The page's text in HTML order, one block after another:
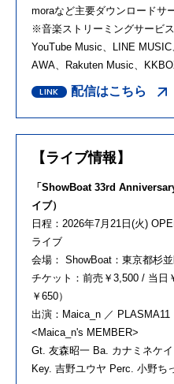
moraなど主要ダウンロードサ
※音楽ストリーミングサービス
YouTube Music、 LINE MUSIC
AWA、 Rakuten Music、
配信はこちら
【ライブ情報】
「ShowBoat 33rd
イブ）
日程： 2026年7月 21 日 (火)
ライブ
会場： ShowBoat ：東京都杉
チケット：前売￥ 3,500 / 当日
￥ 650）
出演： Maica_n ／ PLASMA11
<Maica_n's MEMBER>
Gt. 友森昭一 Ba. カナミネケ
Key. 吉野ユウヤ Perc. 小野ち